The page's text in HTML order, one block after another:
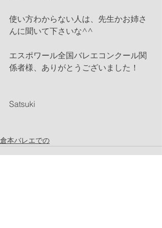
使い方わからない人は、先生かお姉さ
んに聞いて下さいな^^
エスポワール全国バレエコンクール関
係者様、ありがとうございました！
Satsuki
倉本バレエでの